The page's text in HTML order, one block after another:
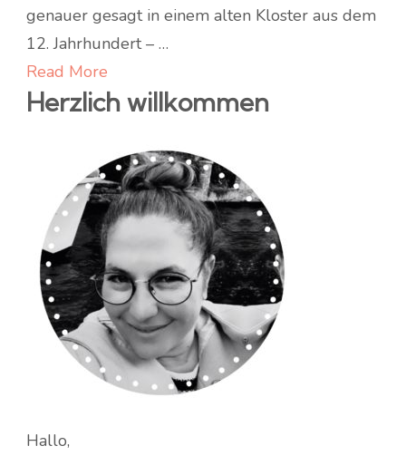
gefüllt
und
genauer gesagt in einem alten Kloster aus dem
12. Jahrhundert – …
Read More
Herzlich willkommen
Hallo,